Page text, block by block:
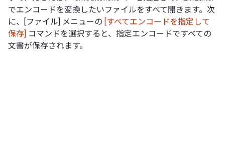
でエンコードを変換したいファイルをすべて開きます。次
に、[ファイル] メニューの [すべてエンコードを指定して
保存] コマンドを選択すると、指定エンコードですべての
文書が保存されます。